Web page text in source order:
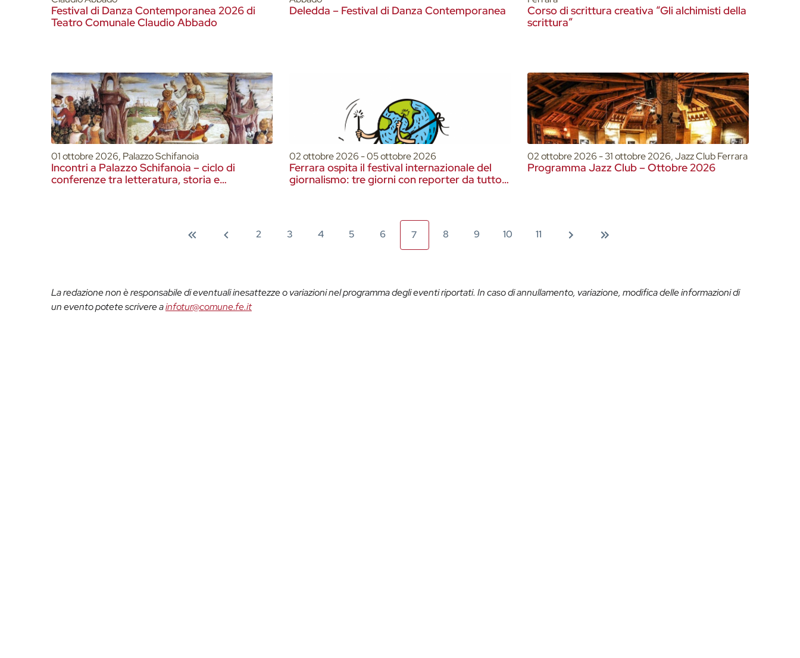
Festival di Danza Contemporanea 2026 di
Teatro Comunale Claudio Abbado
Deledda – Festival di Danza Contemporanea
Corso di scrittura creativa “Gli alchimisti della
scrittura”
01 ottobre 2026, Palazzo Schifanoia
Incontri a Palazzo Schifanoia – ciclo di
conferenze tra letteratura, storia e
02 ottobre 2026 - 05 ottobre 2026
Ferrara ospita il festival internazionale del
giornalismo: tre giorni con reporter da tutto il
02 ottobre 2026 - 31 ottobre 2026, Jazz Club Ferrara
Programma Jazz Club – Ottobre 2026
2 3 4 5 6 7 8 9 10 11
La redazione non è responsabile di eventuali inesattezze o variazioni nel programma degli eventi riportati. In caso di annullamento, variazione, modifica delle informazioni di
un evento potete scrivere ainfotur@comune.fe.it